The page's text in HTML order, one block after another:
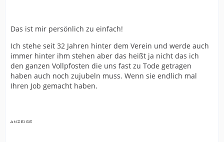
Das ist mir persönlich zu einfach!
Ich stehe seit 32 Jahren hinter dem Verein und werde auch
immer hinter ihm stehen aber das heißt ja nicht das ich
den ganzen Vollpfosten die uns fast zu Tode getragen
haben auch noch zujubeln muss. Wenn sie endlich mal
Ihren Job gemacht haben.